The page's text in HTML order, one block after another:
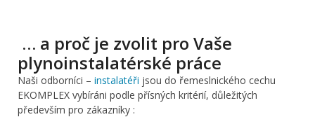
… a proč je zvolit pro Vaše
plynoinstalatérské práce
Naši odborníci – instalatéři jsou do řemeslnického cechu
EKOMPLEX vybíráni podle přísných kritérií, důležitých
především pro zákazníky :